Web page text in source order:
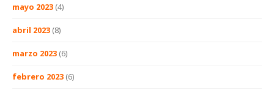
mayo 2023 (4)
abril 2023 (8)
marzo 2023 (6)
febrero 2023 (6)